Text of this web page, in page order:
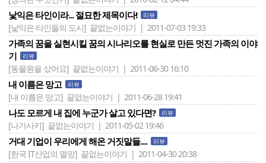
낯익은 타인이라... 절묘한 제목이다! 리뷰
[낯익은 타인들의 도시] 끝없는이야기 | 2011-07-03 19:33
가족의 꿈을 실현시킬 꿈의 시나리오를 현실로 만든 멋진 가족의 이야
기
리뷰
[동물원을 샀어요] 끝없는이야기 | 2011-06-30 16:10
내 이름은 망고 리뷰
[내 이름은 망고] 끝없는이야기 | 2011-06-28 19:41
나도 모르게 내 집에 누군가 살고 있다면? 리뷰
[나가사키] 끝없는이야기 | 2011-05-02 19:46
거대 기업이 우리에게 해온 거짓말들.... 리뷰
[한국 IT산업의 멸망] 끝없는이야기 | 2011-04-30 20:38